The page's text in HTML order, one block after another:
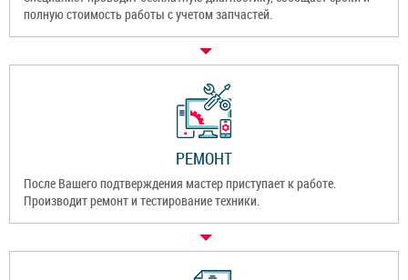
полную стоимость работы с учетом запчастей.
РЕМОНТ
После Вашего подтверждения мастер приступает к работе.
Производит ремонт и тестирование техники.